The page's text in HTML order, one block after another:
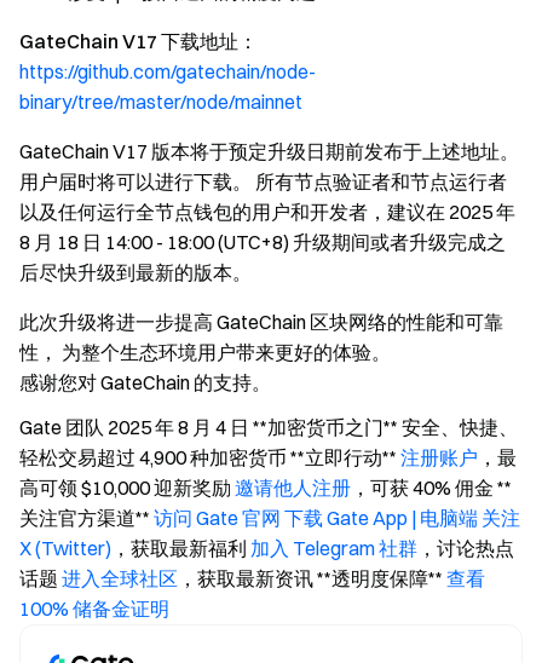
GateChain V17 下载地址：
https://github.com/gatechain/node-
binary/tree/master/node/mainnet
GateChain V17 版本将于预定升级日期前发布于上述地址。
用户届时将可以进行下载。 所有节点验证者和节点运行者
以及任何运行全节点钱包的用户和开发者，建议在 2025 年
8 月 18 日 14:00 - 18:00 (UTC+8) 升级期间或者升级完成之
后尽快升级到最新的版本。
此次升级将进一步提高 GateChain 区块网络的性能和可靠
性， 为整个生态环境用户带来更好的体验。
感谢您对 GateChain 的支持。
Gate 团队 2025 年 8 月 4 日 **加密货币之门** 安全、快捷、
轻松交易超过 4,900 种加密货币 **立即行动** 注册账户 ，最
高可领 $10,000 迎新奖励 邀请他人注册 ，可获 40% 佣金 **
关注官方渠道** 访问 Gate 官网 下载 Gate App | 电脑端 关注
X (Twitter) ，获取最新福利 加入 Telegram 社群 ，讨论热点
话题 进入全球社区 ，获取最新资讯 **透明度保障** 查看
100% 储备金证明